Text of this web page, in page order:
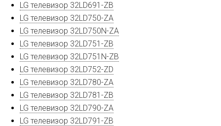
LG телевизор 32LD691-ZB
LG телевизор 32LD750-ZA
LG телевизор 32LD750N-ZA
LG телевизор 32LD751-ZB
LG телевизор 32LD751N-ZB
LG телевизор 32LD752-ZD
LG телевизор 32LD780-ZA
LG телевизор 32LD781-ZB
LG телевизор 32LD790-ZA
LG телевизор 32LD791-ZB